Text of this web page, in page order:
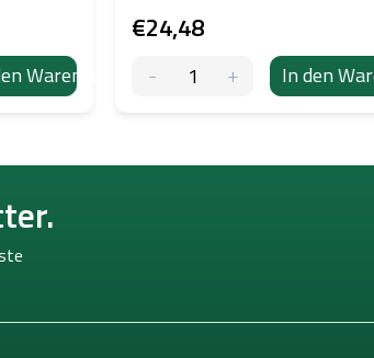
Warenkorb
€24,48
In den